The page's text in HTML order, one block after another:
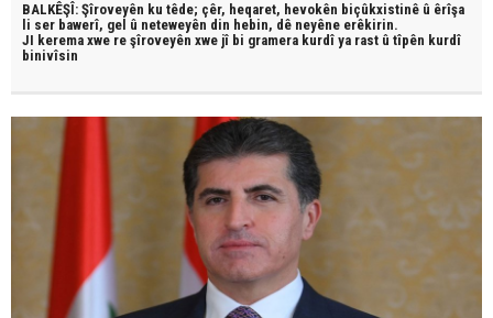
BALKÊŞÎ: Şîroveyên ku têde; çêr, heqaret, hevokên biçûkxistinê û êrîşa
li ser bawerî, gel û neteweyên din hebin, dê neyêne erêkirin.
JI kerema xwe re şîroveyên xwe jî bi gramera kurdî ya rast û tîpên kurdî
binivîsin